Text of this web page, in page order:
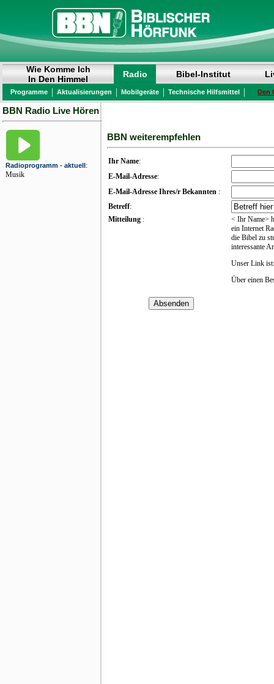
Wie Komme Ich
In Den Himmel
Radio Bibel-Institut
Programme | Aktualisierungen | Mobilgeräte | Technische Hilfsmittel | Den
BBN Radio Live Hören
Radioprogramm - aktuell:
Musik
BBN weiterempfehlen
Ihr Name:
E-Mail-Adresse:
E-Mail-Adresse Ihres/r Bekannten :
Betreff:
Mitteilung : < Ihr Name>
ein Internet
die Bibel zu
interessante
Unser Link ist:
Über einen